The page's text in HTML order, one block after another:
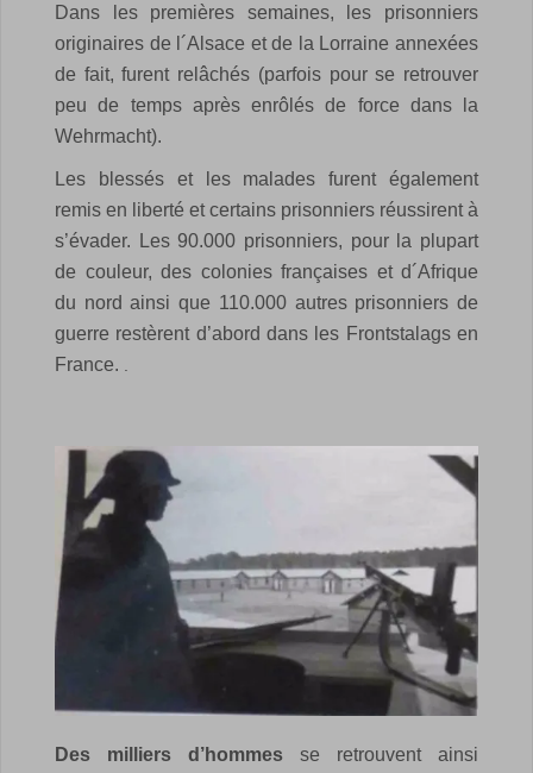
Dans les premières semaines, les prisonniers
originaires de l´Alsace et de la Lorraine annexées
de fait, furent relâchés (parfois pour se retrouver
peu de temps après enrôlés de force dans la
Wehrmacht).
Les blessés et les malades furent également
remis en liberté et certains prisonniers réussirent à
s’évader. Les 90.000 prisonniers, pour la plupart
de couleur, des colonies françaises et d´Afrique
du nord ainsi que 110.000 autres prisonniers de
guerre restèrent d’abord dans les Frontstalags en
France.
Des milliers d’hommes se retrouvent ainsi